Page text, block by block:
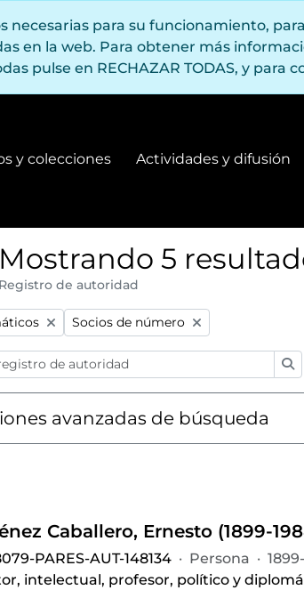
necesarias para su funcionamiento,
en la web. Para obtener más
pulse en RECHAZAR TODAS, y
y colecciones
Fondos y colecciones
Actividades y difusión
Actividades
Mostrando 5
Registro de autoridad
filter: Remove filter:
Socios de número
avanzadas de búsqueda
Caballero, Ernesto (1899-
PARES-AUT-148134 · Persona ·
intelectual, profesor, político y